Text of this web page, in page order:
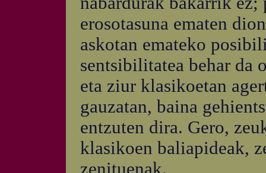
erosotasuna ematen
askotan emateko
sentsibilitatea behar da
eta ziur klasikoetan
gauzatan, baina
entzuten dira. Gero,
klasikoen baliapideak,
zenituenak.